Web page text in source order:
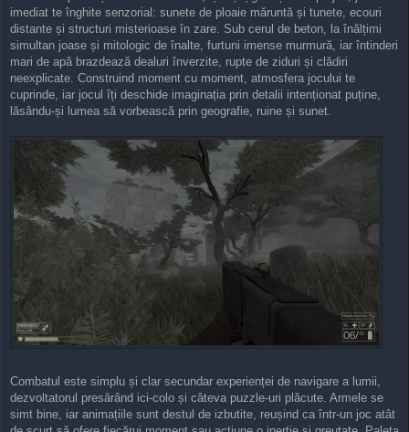
imediat te înghite senzorial: sunete de ploaie măruntă și tunete, ecouri
distante și structuri misterioase în zare. Sub cerul de beton, la înălțimi
simultan joase și mitologic de înalte, furtuni imense murmură, iar întinderi
mari de apă brazdează dealuri înverzite, rupte de ziduri și clădiri
neexplicate. Construind moment cu moment, atmosfera jocului te
cuprinde, iar jocul îți deschide imaginația prin detalii intenționat puține,
lăsându-și lumea să vorbească prin geografie, ruine și sunet.
Combatul este simplu și clar secundar experienței de navigare a lumii,
dezvoltatorul presărând ici-colo și câteva puzzle-uri plăcute. Armele se
simt bine, iar animațiile sunt destul de izbutite, reușind ca într-un joc atât